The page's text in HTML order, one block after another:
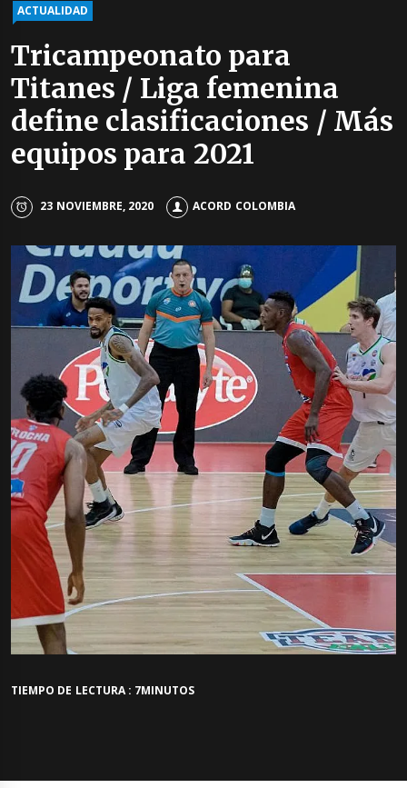
ACTUALIDAD
Tricampeonato para
Titanes / Liga femenina
define clasificaciones / Más
equipos para 2021
23 NOVIEMBRE, 2020 ACORD COLOMBIA
TIEMPO DE LECTURA : 7MINUTOS